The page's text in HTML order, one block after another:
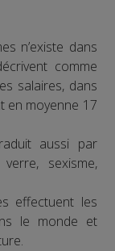
n’existe dans
comme
salaires, dans
en moyenne 17
aussi par
sexisme,
effectuent les
le monde et